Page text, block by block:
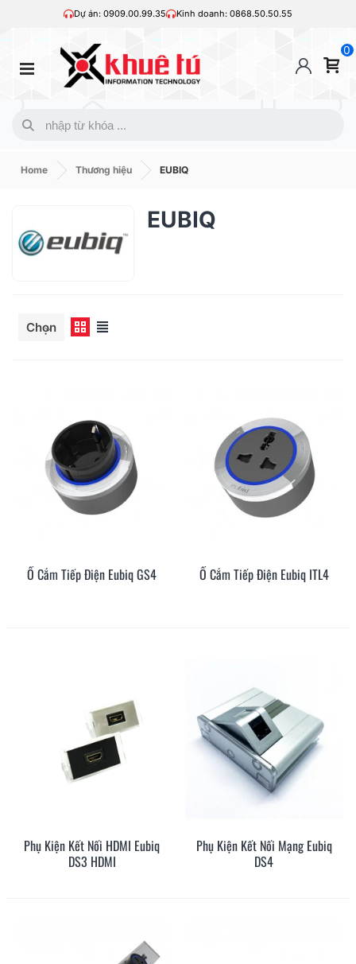
Dự án: 0909.00.99.35 Kinh doanh: 0868.50.50.55
0
Home Thương hiệu EUBIQ
EUBIQ
Chọn
Ổ Cắm Tiếp Điện Eubiq GS4 Ổ Cắm Tiếp Điện Eubiq ITL4
Phụ Kiện Kết Nối HDMI Eubiq
DS3 HDMI
Phụ Kiện Kết Nối Mạng Eubiq
DS4